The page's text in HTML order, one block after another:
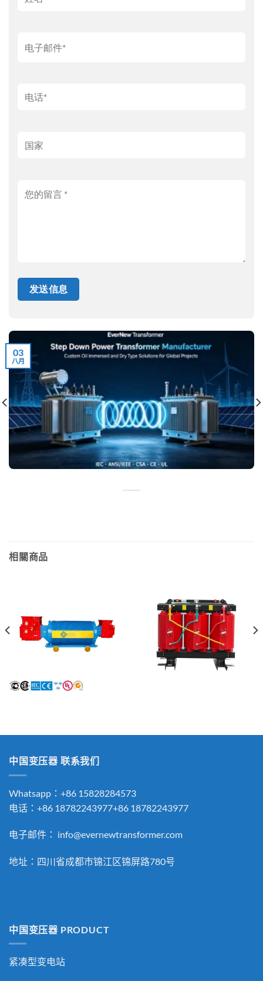
03
八月
相關商品
中国变压器 联系我们
Whatsapp：+86 15828284573
电话：+86 18782243977+86 18782243977
电子邮件： info@evernewtransformer.com
地址：四川省成都市锦江区锦屏路780号
中国变压器 PRODUCT
紧凑型变电站